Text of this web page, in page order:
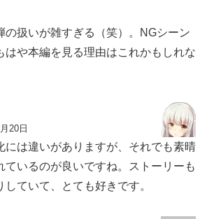
の扱いが雑すぎる（笑）。NGシーン
はや本編を見る理由はこれかもしれな
20日
には違いがありますが、それでも素晴
ているのが良いですね。ストーリーも
ていて、とても好きです。